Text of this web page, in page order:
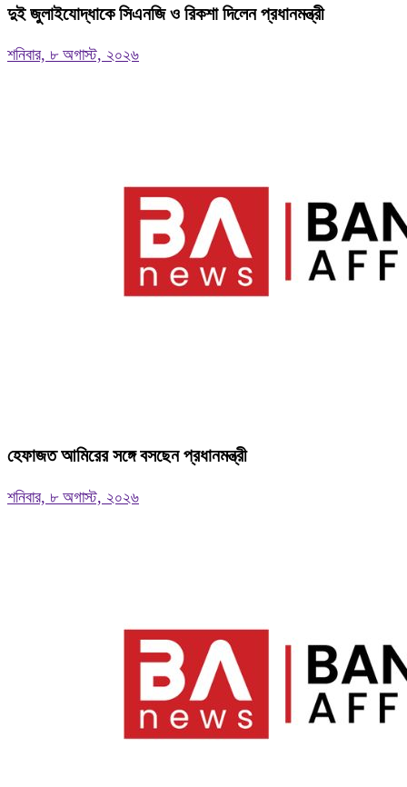
দুই জুলাইযোদ্ধাকে সিএনজি ও রিকশা দিলেন প্রধানমন্ত্রী
শনিবার, ৮ অগাস্ট, ২০২৬
হেফাজত আমিরের সঙ্গে বসছেন প্রধানমন্ত্রী
শনিবার, ৮ অগাস্ট, ২০২৬